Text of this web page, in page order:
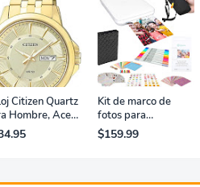
Citizen Quartz
Hombre, Acero
Clásico,
Kit de marco de
fotos para
impresora portátil
de fotografías y
$159.99